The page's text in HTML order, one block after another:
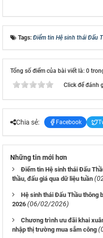
Tags: Điểm tin Hệ sinh thái Đấu
Tổng số điểm của bài viết là: 0
Click để đánh
Chia sẻ: Facebook
Những tin mới hơn
Điểm tin Hệ sinh thái Đấu
thầu, đấu giá qua dữ liệu tuần
Hệ sinh thái Đấu Thầu thông
2026 (06/02/2026)
Chương trình ưu đãi khai
nhập thị trường mua sắm công